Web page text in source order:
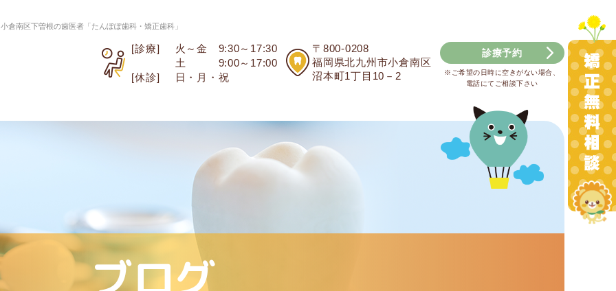
倉南区下曽根の歯医者「たんぽぽ歯科・矯正歯科」
[診療]
火～金 9:30～17:30
土 9:00～17:00
[休診]
日・月・祝
〒800-0208
福岡県北九州市小倉南区
沼本町1丁目10－2
診療予約
※ご希望の日時に空きがない場合、
電話にてご相談下さい
ブログ